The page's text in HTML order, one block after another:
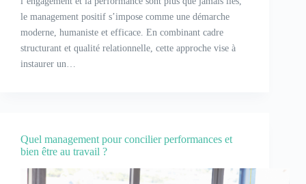
le management positif s’impose comme une démarche
moderne, humaniste et efficace. En combinant cadre
structurant et qualité relationnelle, cette approche vise à
instaurer un…
Quel management pour concilier performances et
bien être au travail ?